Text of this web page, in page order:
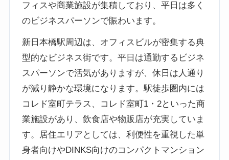
フィスや商業施設が集積しており、平日は多く
のビジネスパーソンで賑わいます。
新日本橋駅周辺は、オフィスビルが密集する典
型的なビジネス街です。平日は通勤するビジネ
スパーソンで活気がありますが、休日は人通り
が減り静かな環境になります。駅徒歩圏内には
コレド室町テラス、コレド室町1・2といった商
業施設があり、飲食店や物販店が充実していま
す。居住エリアとしては、利便性を重視した単
身者向けやDINKS向けのコンパクトマンション